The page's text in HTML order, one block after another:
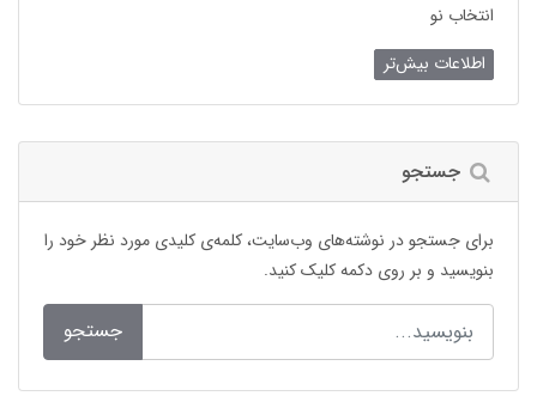
انتخاب نو
اطلاعات بیش‌تر
جستجو
برای جستجو در نوشته‌های وب‌سایت، کلمه‌ی کلیدی مورد نظر خود را
بنویسید و بر روی دکمه کلیک کنید.
جستجو